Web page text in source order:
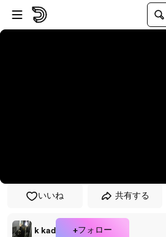
プレイヤーにスキップ
メインコンテンツにスキップ
いいね 共有する
k kad +フォロー